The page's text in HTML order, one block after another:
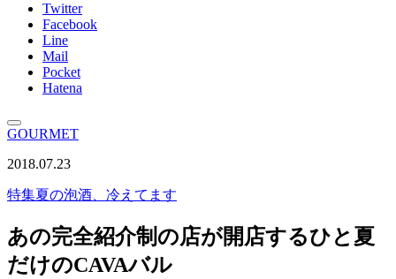
Twitter
Facebook
Line
Mail
Pocket
Hatena
GOURMET
2018.07.23
特集夏の泡酒、冷えてます
あの完全紹介制の店が開店するひと夏
だけのCAVAバル